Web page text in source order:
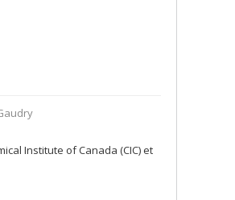
Institute of Canada (CIC) et